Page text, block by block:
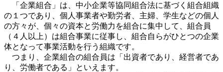
「企業組合」は、中小企業等協同組合法に基づく組合組織
の１つであり、個人事業者や勤労者、主婦、学生などの個人
の方々が、個々の資本と労働力を組合に集中して、組合員
（４人以上）は組合事業に従事し、組合自らがひとつの企業
体となって事業活動を行う組織です。
つまり、企業組合の組合員は「出資者であり、経営者であ
り、労働者である」といえます。